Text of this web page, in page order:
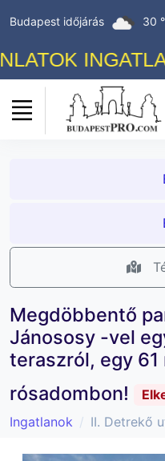
Budapest időjárás 30
Megdöbbentő
Jánososy -vel
teraszról, egy
rósadombon!
Ingatlanok
II. Detrekő